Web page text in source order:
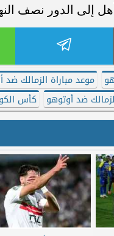
إلى الدور نصف
موعد مباراة الزمالك ضد
ضد أوتوهو
كأس